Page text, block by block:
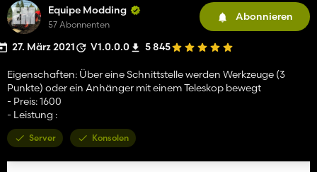
Equipe Modding
57 Abonnenten
Abonnieren
27. März 2021 V1.0.0.0 5 845
Eigenschaften: Über eine Schnittstelle werden Werkzeuge (3
Punkte) oder ein Anhänger mit einem Teleskop bewegt
- Preis: 1600
- Leistung :
Server Konsolen